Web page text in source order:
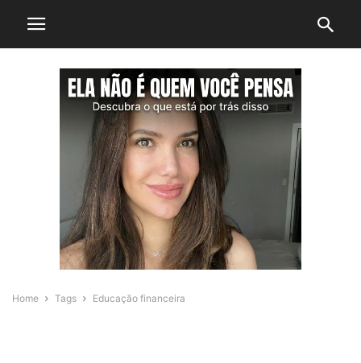
Home Tags Educação financeira